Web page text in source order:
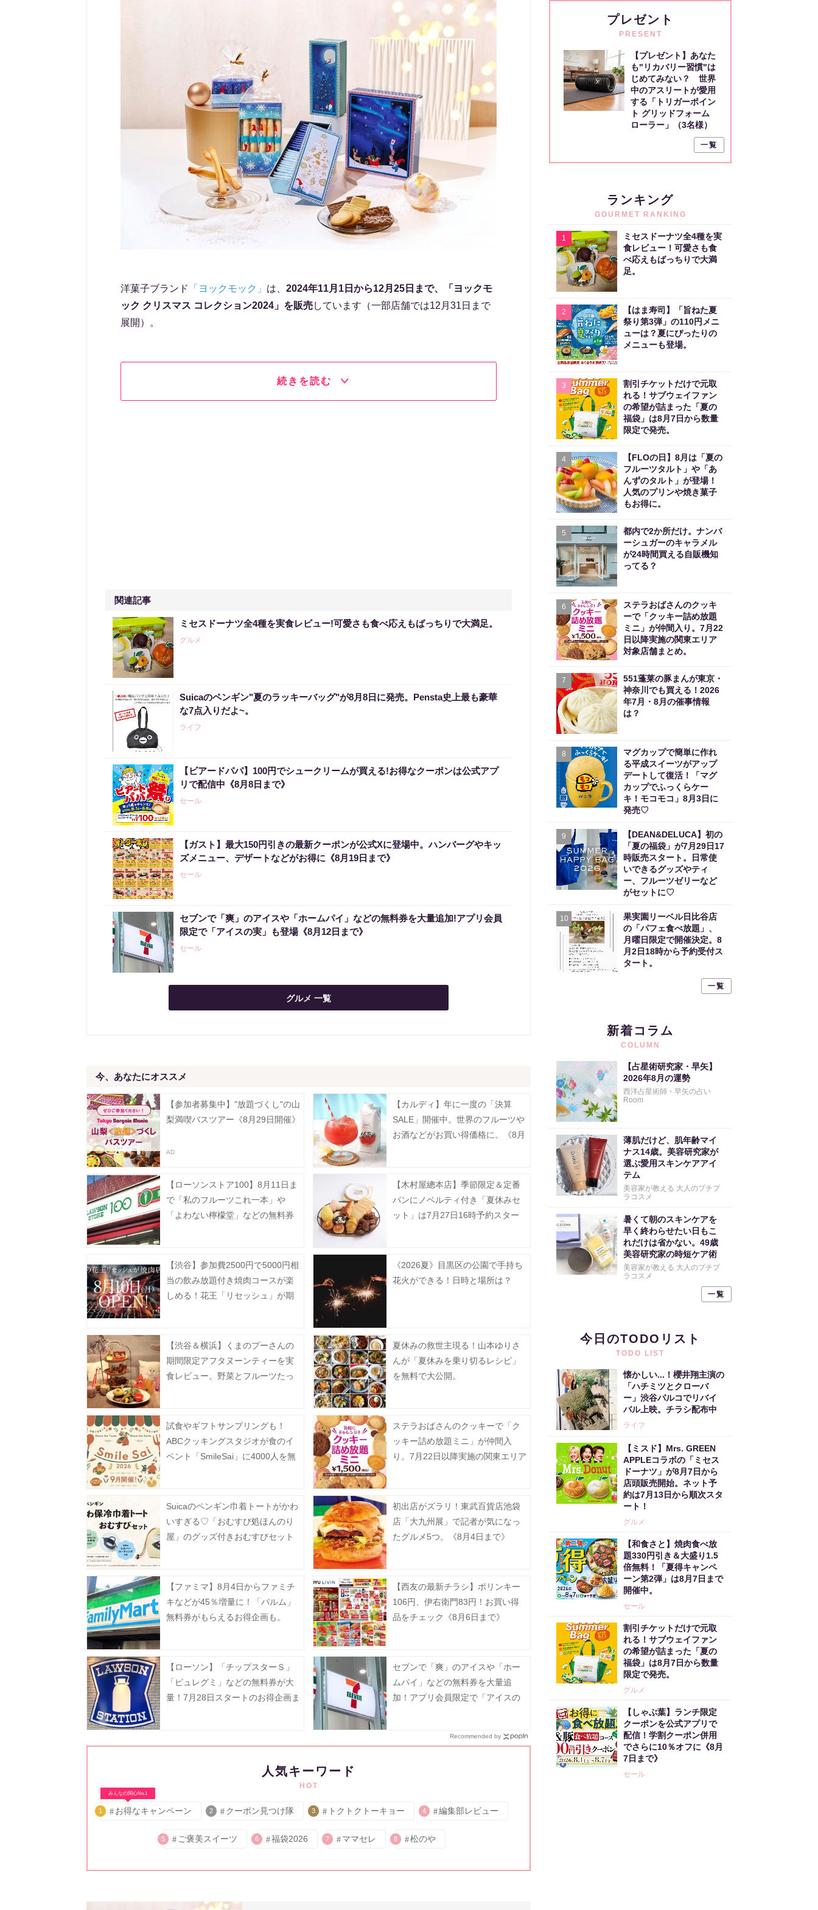
洋菓子ブランド 「ヨックモック」 は、 2024年11月1日から12月25日まで、「ヨックモ
ック クリスマス コレクション2024」を販売しています（一部店舗では12月31日まで
展開）。
続きを読む
関連記事
ミセスドーナツ全4種を実食レビュー!可愛さも食べ応えもばっちりで大満足。
グルメ
Suicaのペンギン"夏のラッキーバッグ"が8月8日に発売。Pensta史上最も豪華
な7点入りだよ~。
ライフ
【ビアードパパ】100円でシュークリームが買える!お得なクーポンは公式アプ
リで配信中《8月8日まで》
セール
【ガスト】最大150円引きの最新クーポンが公式Xに登場中。ハンバーグやキッ
ズメニュー、デザートなどがお得に《8月19日まで》
セール
セブンで「爽」のアイスや「ホームパイ」などの無料券を大量追加!アプリ会員
限定で「アイスの実」も登場《8月12日まで》
セール
グルメ 一覧
今、あなたにオススメ
【参加者募集中】"放題づくし"の山
梨満喫バスツアー《8月29日開催》
【カルディ】年に一度の「決算
SALE」開催中。世界のフルーツや
お酒などがお買い得価格に。《8月
【ローソンストア100】8月11日ま
で「私のフルーツこれ一本」や
「よわない檸檬堂」などの無料券
【木村屋總本店】季節限定＆定番
パンにノベルティ付き「夏休みセ
ット」は7月27日16時予約スター
【渋谷】参加費2500円で5000円相
当の飲み放題付き焼肉コースが楽
しめる！花王「リセッシュ」が期
《2026夏》目黒区の公園で手持ち
花火ができる！日時と場所は？
【渋谷＆横浜】くまのプーさんの
期間限定アフタヌーンティーを実
食レビュー。野菜とフルーツたっ
夏休みの救世主現る！山本ゆりさ
んが「夏休みを乗り切るレシピ」
を無料で大公開。
試食やギフトサンプリングも！
ABCクッキングスタジオが食のイ
ベント「SmileSai」に4000人を無
ステラおばさんのクッキーで「ク
ッキー詰め放題ミニ」が仲間入
り。7月22日以降実施の関東エリア
Suicaのペンギン巾着トートがかわ
いすぎる♡「おむすび処ほんのり
屋」のグッズ付きおむすびセット
初出店がズラリ！東武百貨店池袋
店「大九州展」で記者が気になっ
たグルメ5つ。《8月4日まで》
【ファミマ】8月4日からファミチ
キなどが45％増量に！「パルム」
無料券がもらえるお得企画も。
【西友の最新チラシ】ポリンキー
106円、伊右衛門83円！お買い得
品をチェック《8月6日まで》
【ローソン】「チップスターＳ」
「ピュレグミ」などの無料券が大
量！7月28日スタートのお得企画ま
セブンで「爽」のアイスや「ホー
ムパイ」などの無料券を大量追
加！アプリ会員限定で「アイスの
Recommended by
人気キーワード
HOT
みんなの関心No.1
1 お得なキャンペーン 2 クーポン見つけ隊 3 トクトクトーキョー 4 編集部レビュー
5 ご褒美スイーツ 6 福袋2026 7 ママセレ 8 松のや
プレゼント
PRESENT
【プレゼント】あなた
も"リカバリー習慣"は
じめてみない？ 世界
中のアスリートが愛用
する「トリガーポイン
ト グリッドフォーム
ローラー」（3名様）
一覧
ランキング
GOURMET RANKING
1
ミセスドーナツ全4種を実
食レビュー！可愛さも食
べ応えもばっちりで大満
足。
2
【はま寿司】「旨ねた夏
祭り第3弾」の110円メニ
ューは？夏にぴったりの
メニューも登場。
3
割引チケットだけで元取
れる！サブウェイファン
の希望が詰まった「夏の
福袋」は8月7日から数量
限定で発売。
4
【FLOの日】8月は「夏の
フルーツタルト」や「あ
んずのタルト」が登場！
人気のプリンや焼き菓子
もお得に。
5
都内で2か所だけ。ナンバ
ーシュガーのキャラメル
が24時間買える自販機知
ってる？
6
ステラおばさんのクッキ
ーで「クッキー詰め放題
ミニ」が仲間入り。7月22
日以降実施の関東エリア
対象店舗まとめ。
7
551蓬莱の豚まんが東京・
神奈川でも買える！2026
年7月・8月の催事情報
は？
8
マグカップで簡単に作れ
る平成スイーツがアップ
デートして復活！「マグ
カップでふっくらケー
キ！モコモコ」8月3日に
発売♡
9
【DEAN&DELUCA】初の
「夏の福袋」が7月29日17
時販売スタート。日常使
いできるグッズやティ
ー、フルーツゼリーなど
がセットに♡
10
果実園リーベル日比谷店
の「パフェ食べ放題」、
月曜日限定で開催決定。8
月2日18時から予約受付ス
タート。
一覧
新着コラム
COLUMN
【占星術研究家・早矢】
2026年8月の運勢
西洋占星術師・早矢の占い
Room
薄肌だけど、肌年齢マイ
ナス14歳。美容研究家が
選ぶ愛用スキンケアアイ
テム
美容家が教える 大人のプチプ
ラコスメ
暑くて朝のスキンケアを
早く終わらせたい日もこ
れだけは省かない。49歳
美容研究家の時短ケア術
美容家が教える 大人のプチプ
ラコスメ
一覧
今日のTODOリスト
TODO LIST
懐かしい...！櫻井翔主演の
「ハチミツとクローバ
ー」渋谷パルコでリバイ
バル上映。チラシ配布中
ライフ
【ミスド】Mrs. GREEN
APPLEコラボの「ミセス
ドーナツ」が8月7日から
店頭販売開始。ネット予
約は7月13日から順次スタ
ート！
グルメ
【和食さと】焼肉食べ放
題330円引き＆大盛り1.5
倍無料！「夏得キャンペ
ーン第2弾」は8月7日まで
開催中。
セール
割引チケットだけで元取
れる！サブウェイファン
の希望が詰まった「夏の
福袋」は8月7日から数量
限定で発売。
グルメ
【しゃぶ葉】ランチ限定
クーポンを公式アプリで
配信！学割クーポン併用
でさらに10％オフに《8月
7日まで》
セール